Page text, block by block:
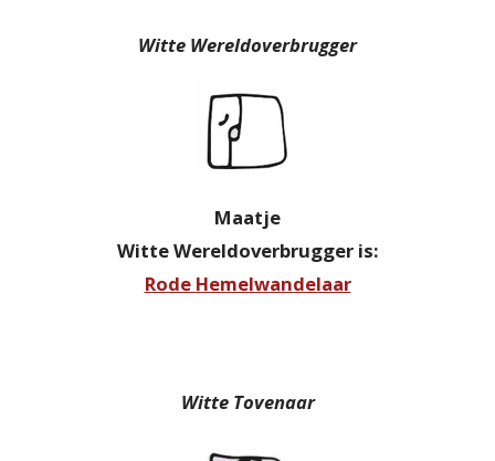
Witte Wereldoverbrugger
Maatje
Witte Wereldoverbrugger is:
Rode Hemelwandelaar
Witte Tovenaar